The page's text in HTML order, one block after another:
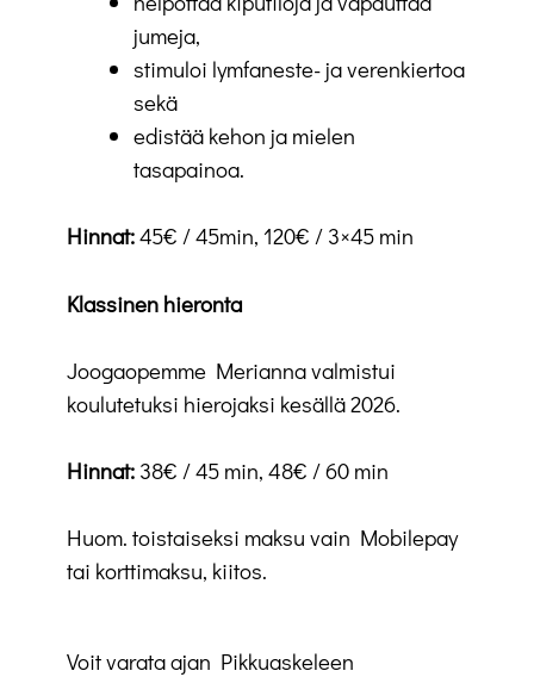
jumeja,
stimuloi lymfaneste- ja verenkiertoa
sekä
edistää kehon ja mielen
tasapainoa.
Hinnat:45€ / 45min, 120€ / 3×45 min
Klassinen hieronta
Joogaopemme Merianna valmistui
koulutetuksi hierojaksi kesällä 2026.
Hinnat:38€ / 45 min, 48€ / 60 min
Huom. toistaiseksi maksu vain Mobilepay
tai korttimaksu, kiitos.
Voit varata ajan Pikkuaskeleen